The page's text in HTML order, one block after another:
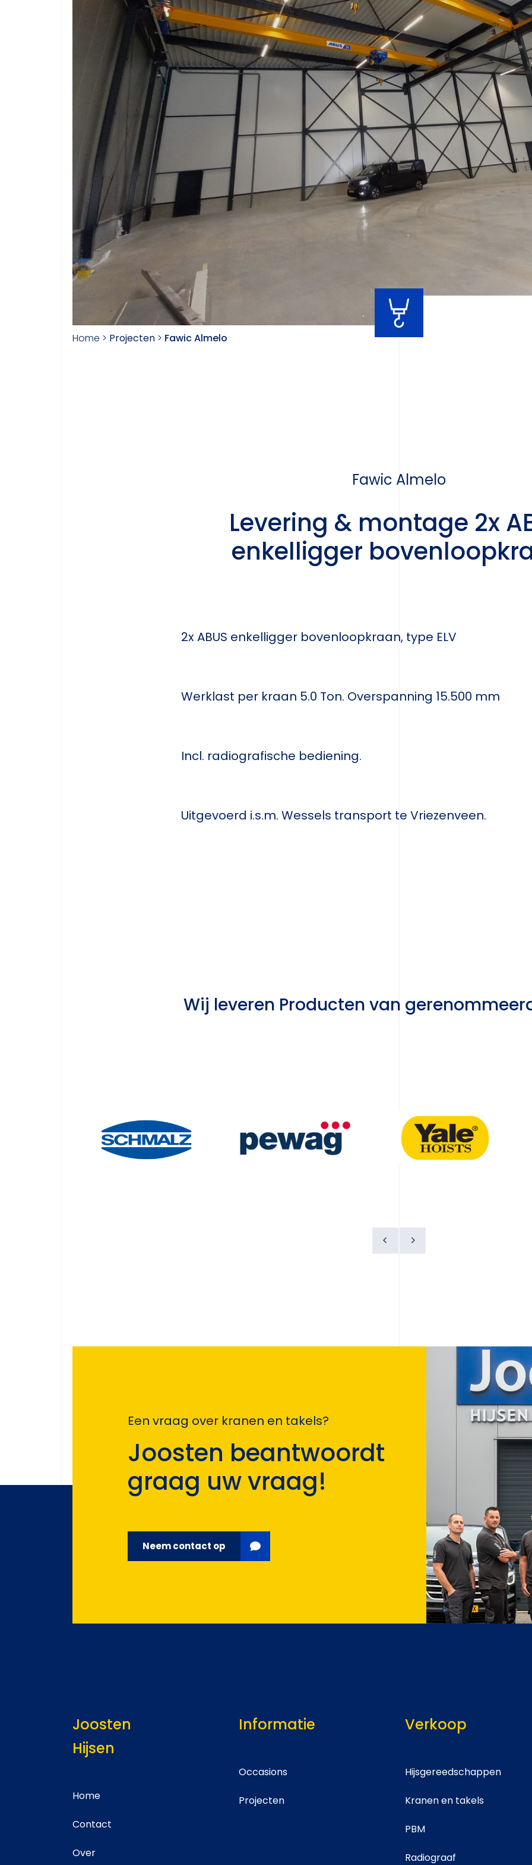
Home > Projecten > Fawic Almelo
Fawic Almelo
Levering & montage 2x
enkelligger
2x ABUS enkelligger bovenloopkraan, type ELV
Werklast per kraan 5.0 Ton. Overspanning 15.500 mm
Incl. radiografische bediening.
Uitgevoerd i.s.m. Wessels transport te Vriezenveen.
Wij leveren Producten van
Een vraag over kranen en takels?
Joosten beantwoordt
graag uw vraag!
Neem contact op
Joosten
Hijsen
Home
Contact
Over
Informatie
Occasions
Projecten
Verkoop
Hijsgereedschappen
Kranen en takels
PBM
Radiograaf